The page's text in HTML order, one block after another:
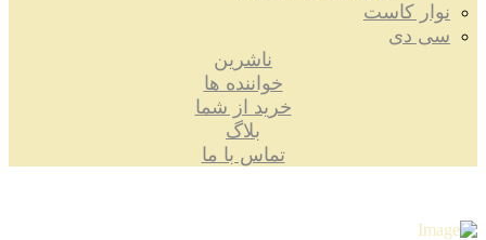
نوار کاست
سی دی
ناشرین
خواننده ها
خرید از شما
بلاگ
تماس با ما